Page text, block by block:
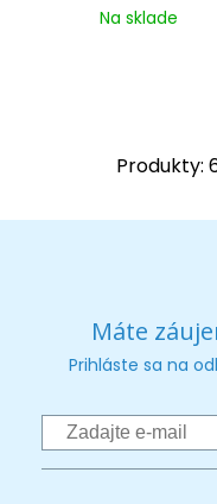
Na sklade
Produkty:
Máte
Prihláste sa na